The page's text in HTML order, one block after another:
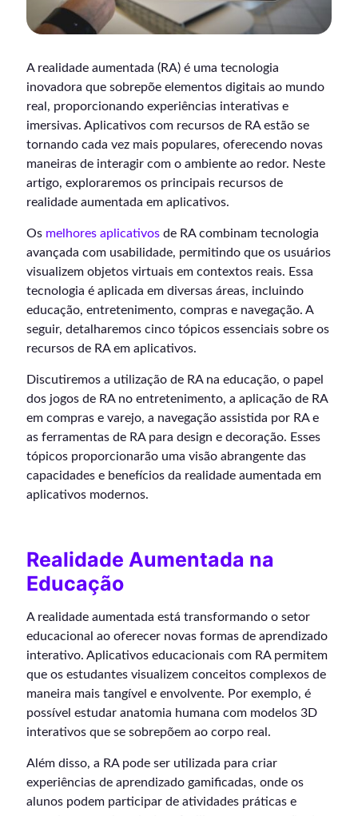
A realidade aumentada (RA) é uma tecnologia
inovadora que sobrepõe elementos digitais ao mundo
real, proporcionando experiências interativas e
imersivas. Aplicativos com recursos de RA estão se
tornando cada vez mais populares, oferecendo novas
maneiras de interagir com o ambiente ao redor. Neste
artigo, exploraremos os principais recursos de
realidade aumentada em aplicativos.
Os melhores aplicativos de RA combinam tecnologia
avançada com usabilidade, permitindo que os usuários
visualizem objetos virtuais em contextos reais. Essa
tecnologia é aplicada em diversas áreas, incluindo
educação, entretenimento, compras e navegação. A
seguir, detalharemos cinco tópicos essenciais sobre os
recursos de RA em aplicativos.
Discutiremos a utilização de RA na educação, o papel
dos jogos de RA no entretenimento, a aplicação de RA
em compras e varejo, a navegação assistida por RA e
as ferramentas de RA para design e decoração. Esses
tópicos proporcionarão uma visão abrangente das
capacidades e benefícios da realidade aumentada em
aplicativos modernos.
Realidade Aumentada na
Educação
A realidade aumentada está transformando o setor
educacional ao oferecer novas formas de aprendizado
interativo. Aplicativos educacionais com RA permitem
que os estudantes visualizem conceitos complexos de
maneira mais tangível e envolvente. Por exemplo, é
possível estudar anatomia humana com modelos 3D
interativos que se sobrepõem ao corpo real.
Além disso, a RA pode ser utilizada para criar
experiências de aprendizado gamificadas, onde os
alunos podem participar de atividades práticas e